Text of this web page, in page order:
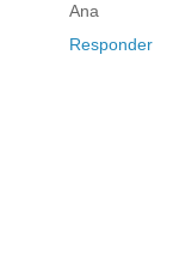
Ana
Responder